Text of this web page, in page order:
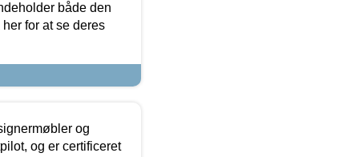
både den
for at se deres
og
og er certificeret